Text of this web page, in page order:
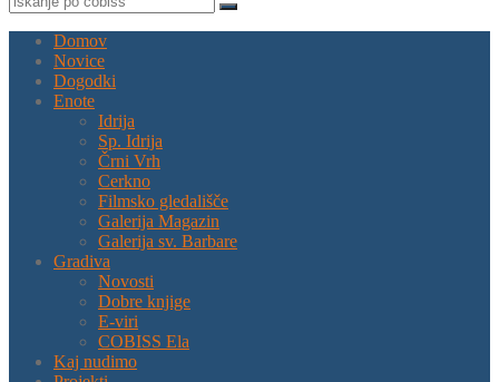
Domov
Novice
Dogodki
Enote
Idrija
Sp. Idrija
Črni Vrh
Cerkno
Filmsko gledališče
Galerija Magazin
Galerija sv. Barbare
Gradiva
Novosti
Dobre knjige
E-viri
COBISS Ela
Kaj nudimo